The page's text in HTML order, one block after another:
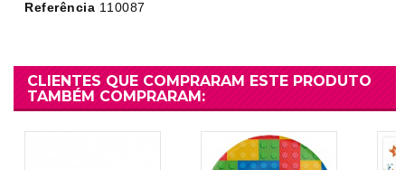
Referência 110087
CLIENTES QUE COMPRARAM ESTE PRODUTO
TAMBÉM COMPRARAM: